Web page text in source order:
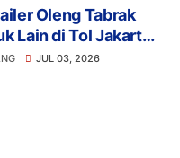
Oleng Tabrak
Lain di Tol Jakarta-
KM 46 Karawang
JUL 03, 2026